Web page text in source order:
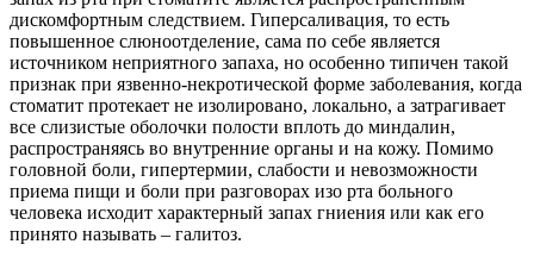
дискомфортным следствием. Гиперсаливация, то есть
повышенное слюноотделение, сама по себе является
источником неприятного запаха, но особенно типичен такой
признак при язвенно-некротической форме заболевания, когда
стоматит протекает не изолировано, локально, а затрагивает
все слизистые оболочки полости вплоть до миндалин,
распространяясь во внутренние органы и на кожу. Помимо
головной боли, гипертермии, слабости и невозможности
приема пищи и боли при разговорах изо рта больного
человека исходит характерный запах гниения или как его
принято называть – галитоз.